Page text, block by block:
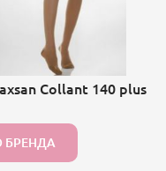
Collant 140 plus
БРЕНДА